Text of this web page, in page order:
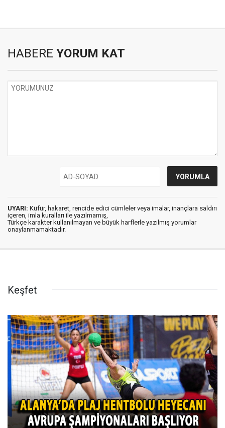
HABERE YORUM KAT
UYARI: Küfür, hakaret, rencide edici cümleler veya imalar, inançlara saldırı
içeren, imla kuralları ile yazılmamış,
Türkçe karakter kullanılmayan ve büyük harflerle yazılmış yorumlar
onaylanmamaktadır.
Keşfet